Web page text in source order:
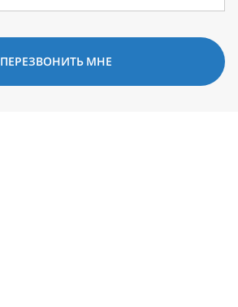
ПЕРЕЗВОНИТЬ МНЕ